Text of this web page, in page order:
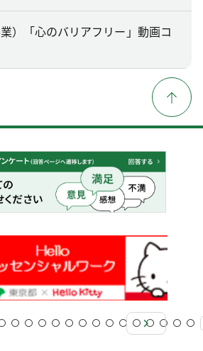
業）「心のバリアフリー」動画コ